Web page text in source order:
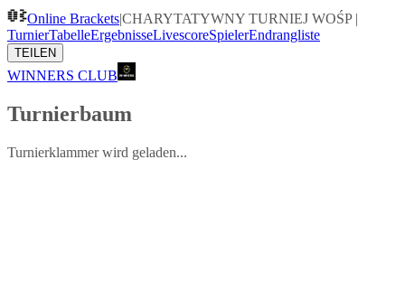
Online Brackets|CHARYTATYWNY TURNIEJ WOŚP |
TurnierTabelleErgebnisseLivescoreSpielerEndrangliste
TEILEN
WINNERS CLUB
Turnierbaum
Turnierklammer wird geladen...